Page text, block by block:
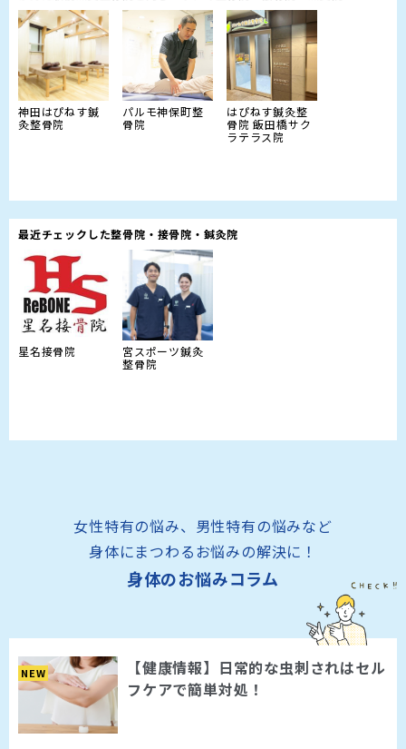
神田はぴねす鍼
灸整骨院
パルモ神保町整
骨院
はぴねす鍼灸整
骨院 飯田橋サク
ラテラス院
最近チェックした整骨院・接骨院・鍼灸院
星名接骨院
宮スポーツ鍼灸
整骨院
女性特有の悩み、男性特有の悩みなど
身体にまつわるお悩みの解決に！
身体のお悩みコラム
NEW
【健康情報】日常的な虫刺されはセル
フケアで簡単対処！